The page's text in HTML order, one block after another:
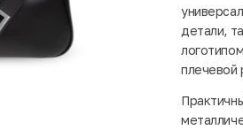
детали,
плечевой